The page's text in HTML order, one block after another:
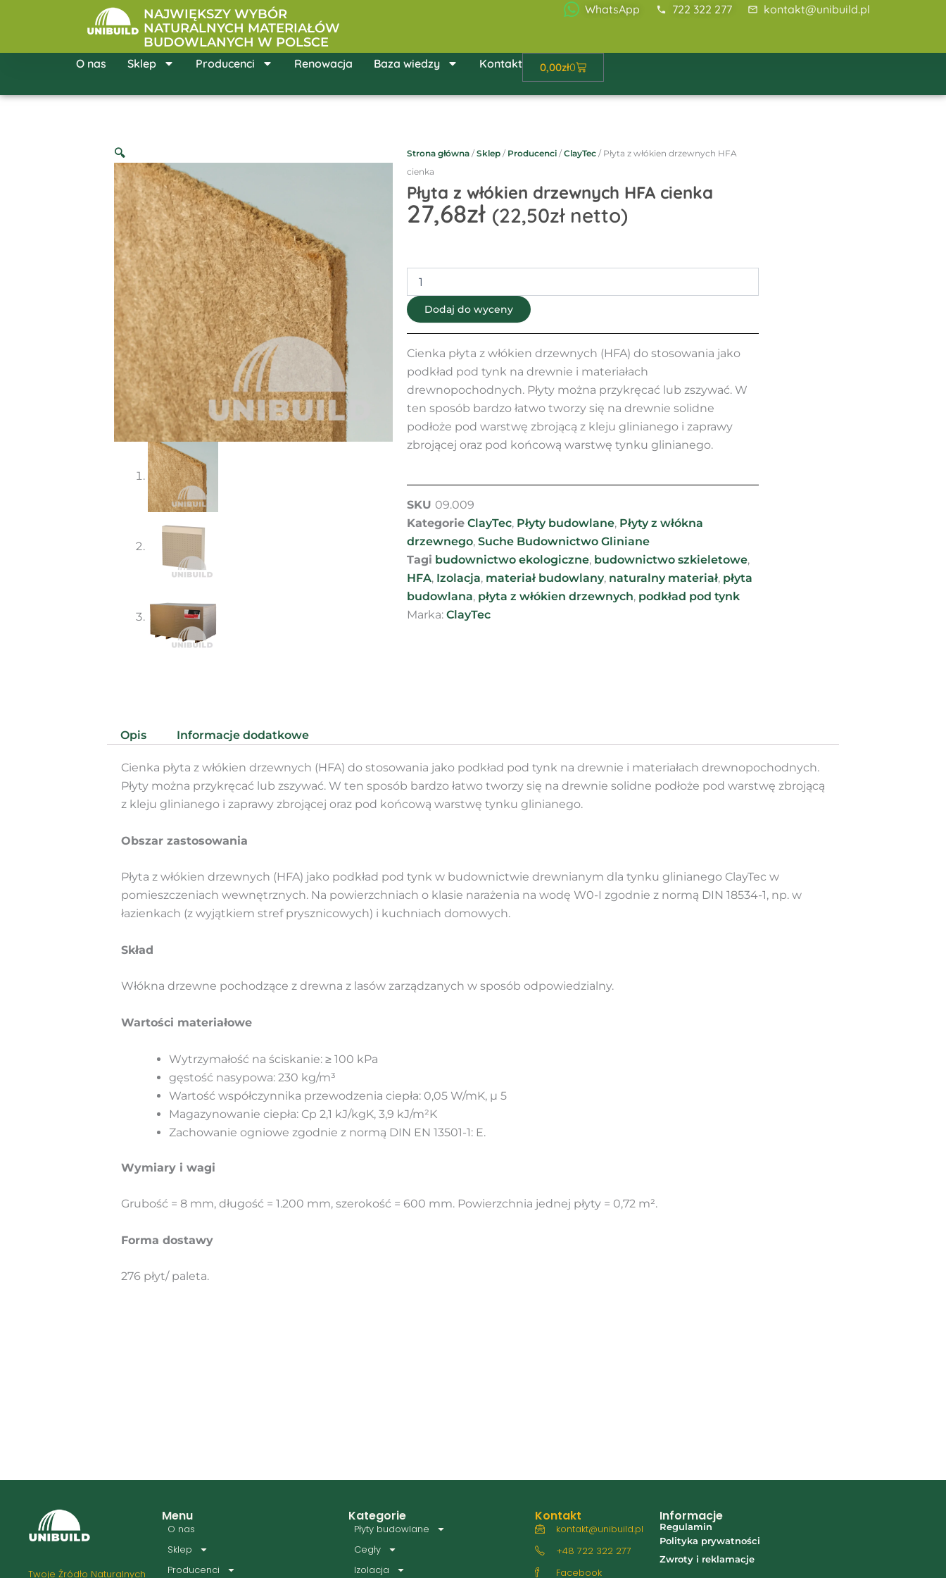
NAJWIĘKSZY WYBÓR
NATURALNYCH MATERIAŁÓW
BUDOWLANYCH W POLSCE
WhatsApp 722 322 277 kontakt@unibuild.pl
O nas Sklep Producenci Renowacja Baza wiedzy Kontakt 0,00zł0
Wózek
🔍 Strona główna /Sklep / Producenci /ClayTec / Płyta z włókien drzewnych HFA
cienka
Płyta z włókien drzewnych HFA cienka
27,68zł (22,50złnetto)
Płyta
z
włókien
drzewnych
cienka
Dodaj do wyceny
Cienka płyta z włókien drzewnych (HFA) do stosowania jako
podkład pod tynk na drewnie i materiałach
drewnopochodnych. Płyty można przykręcać lub zszywać. W
ten sposób bardzo łatwo tworzy się na drewnie solidne
podłoże pod warstwę zbrojącą z kleju glinianego i zaprawy
zbrojącej oraz pod końcową warstwę tynku glinianego.
SKU 09.009
Kategorie ClayTec, Płyty budowlane, Płyty z włókna
drzewnego, Suche Budownictwo Gliniane
Tagi budownictwo ekologiczne, budownictwo szkieletowe,
HFA, Izolacja, materiał budowlany, naturalny materiał, płyta
budowlana, płyta z włókien drzewnych, podkład pod tynk
Marka: ClayTec
Opis Informacje dodatkowe
Cienka płyta z włókien drzewnych (HFA) do stosowania jako podkład pod tynk na drewnie i materiałach drewnopochodnych.
Płyty można przykręcać lub zszywać. W ten sposób bardzo łatwo tworzy się na drewnie solidne podłoże pod warstwę zbrojącą
z kleju glinianego i zaprawy zbrojącej oraz pod końcową warstwę tynku glinianego.
Obszar zastosowania
Płyta z włókien drzewnych (HFA) jako podkład pod tynk w budownictwie drewnianym dla tynku glinianego ClayTec w
pomieszczeniach wewnętrznych. Na powierzchniach o klasie narażenia na wodę W0-I zgodnie z normą DIN 18534-1, np. w
łazienkach (z wyjątkiem stref prysznicowych) i kuchniach domowych.
Skład
Włókna drzewne pochodzące z drewna z lasów zarządzanych w sposób odpowiedzialny.
Wartości materiałowe
Wytrzymałość na ściskanie: ≥ 100 kPa
gęstość nasypowa: 230 kg/m³
Wartość współczynnika przewodzenia ciepła: 0,05 W/mK, µ 5
Magazynowanie ciepła: Cp 2,1 kJ/kgK, 3,9 kJ/m²K
Zachowanie ogniowe zgodnie z normą DIN EN 13501-1: E.
Wymiary i wagi
Grubość = 8 mm, długość = 1.200 mm, szerokość = 600 mm. Powierzchnia jednej płyty = 0,72 m².
Forma dostawy
276 płyt/ paleta.
Twoje Źródło Naturalnych
Menu
O nas
Sklep
Producenci
Kategorie
Płyty budowlane
Cegły
Izolacja
Kontakt
kontakt@unibuild.pl
+48 722 322 277
Facebook
Informacje
Regulamin
Polityka prywatności
Zwroty i reklamacje